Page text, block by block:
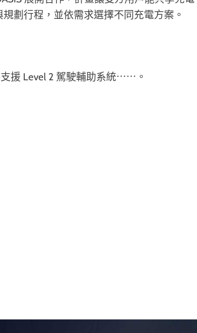
劃行程，並依需求選擇不同充電方案。
援 Level 2 駕駛輔助系統⋯⋯。